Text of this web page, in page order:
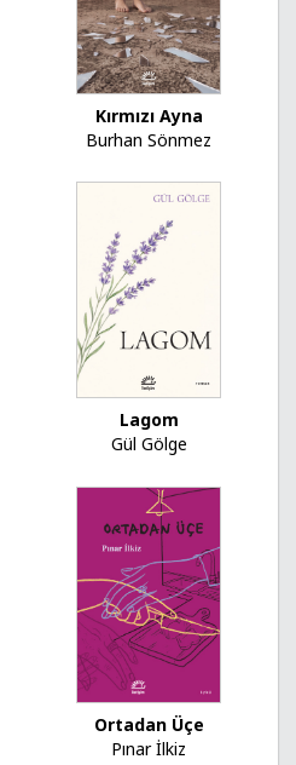
Kırmızı Ayna
Burhan Sönmez
Lagom
Gül Gölge
Ortadan Üçe
Pınar İlkiz